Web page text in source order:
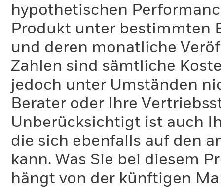
hypothetischen
Produkt unter bestimmten
und deren monatliche
Zahlen sind sämtliche
jedoch unter Umständen
Berater oder Ihre
Unberücksichtigt ist auch
die sich ebenfalls auf den
kann. Was Sie bei diesem
hängt von der künftigen